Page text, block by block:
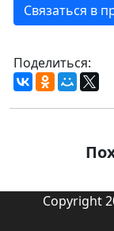
Связаться в
Поделиться:
Copyright